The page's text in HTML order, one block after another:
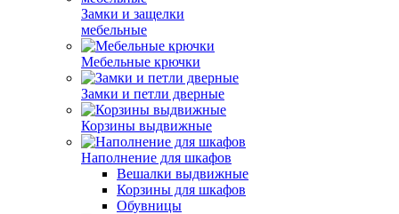
Замки и защелки
мебельные
Мебельные крючки
Замки и петли дверные
Корзины выдвижные
Наполнение для шкафов
Вешалки выдвижные
Корзины для шкафов
Обувницы